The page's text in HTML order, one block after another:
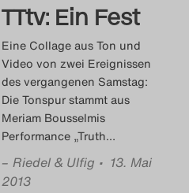
TTtv: Ein Fest
Eine Collage aus Ton und
Video von zwei Ereignissen
des vergangenen Samstag:
Die Tonspur stammt aus
Meriam Bousselmis
Performance „Truth…
– Riedel & Ulfig • 13. Mai
2013